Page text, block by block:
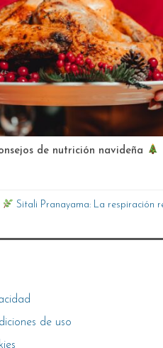
de nutrición navideña
Sitali Pranayama: La respiración
de uso